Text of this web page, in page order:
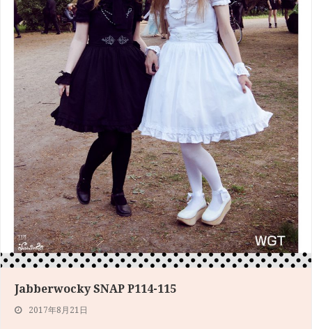
Jabberwocky SNAP P114-115
2017年8月21日
2017年6月19日